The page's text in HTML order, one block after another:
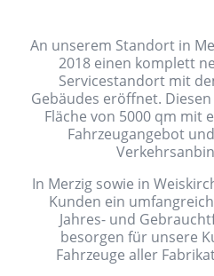
An unserem Standort in
2018 einen komplett
Servicestandort mit
Gebäudes eröffnet.
Fläche von 5000 qm mit
Fahrzeugangebot
In Merzig sowie in
Kunden ein
Jahres- und
besorgen für unsere
Fahrzeuge aller